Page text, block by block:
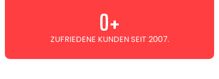
ZUFRIEDENE KUNDEN SEIT 2007.
0+